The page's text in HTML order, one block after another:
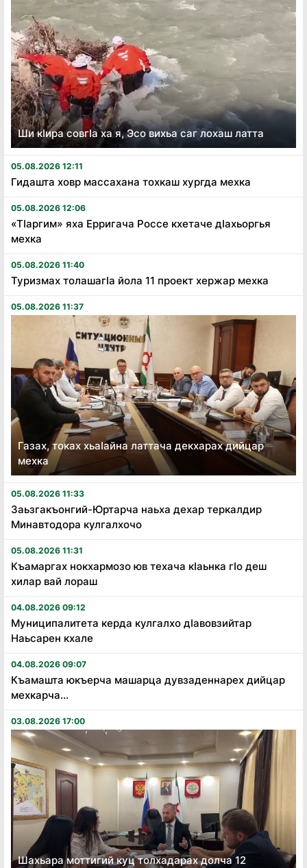
Ши кӏира совгӏа ха я, Эсо вихьа саг лохаш латта
05.08.2026 12:11
Гидашта ховр массахана тохкаш хургда мехка
05.08.2026 12:06
«Тӏаргим» яха Ерригача Россе кхетаче дӏахьоргья
мехка
05.08.2026 11:40
Туризмах толашагӏа йола 11 проект хержар мехка
05.08.2026 11:37
Газах, токах хьаӏайна латтача декхарах дийцар
мехка
05.08.2026 11:33
Заьзгакъонгий-Юртарча наьха дехар теркалдир
Минавтодора кулгалхочо
05.08.2026 11:31
Къамаргах нокхармозо юв техача кӏаьнка гӏо деш
хилар вай лораш
04.08.2026 09:12
Муниципалитета керда кулгалхо дӏавовзийтар
Наьсарен кхале
04.08.2026 09:07
Къамашта юкъерча машарца дувзаденнарех дийцар
мехкарча...
03.08.2026 17:00
Шахьара моттигий куц толхадарах долча 12